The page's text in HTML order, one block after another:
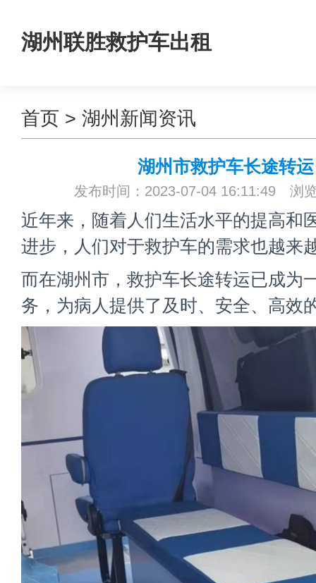
湖州联胜救护车出租
首页 > 湖州新闻资讯
湖州市救护车长途转运
发布时间：2023-07-04 16:11:49 浏
近年来，随着人们生活水平的提高和
进步，人们对于救护车的需求也越来
而在湖州市，救护车长途转运已成为
务，为病人提供了及时、安全、高效